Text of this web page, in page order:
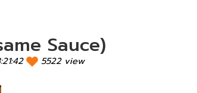
Sauce)
5522 view